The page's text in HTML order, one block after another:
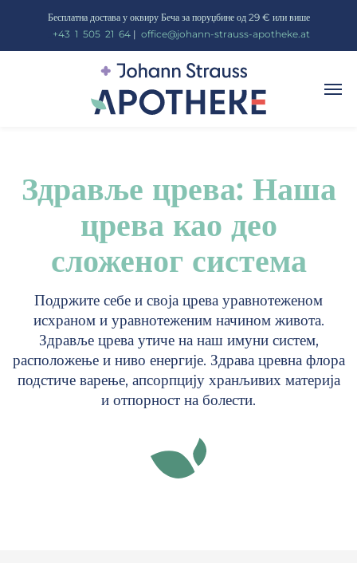
Бесплатна достава у оквиру Беча за поруџбине од 29 € или више
+43 1 505_ 21 64| office@johann-strauss-apotheke.at
Здравље црева: Наша
црева као део
сложеног система
Подржите себе и своја црева уравнотеженом
исхраном и уравнотеженим начином живота.
Здравље црева утиче на наш имуни систем,
расположење и ниво енергије. Здрава цревна флора
подстиче варење, апсорпцију хранљивих материја
и отпорност на болести.